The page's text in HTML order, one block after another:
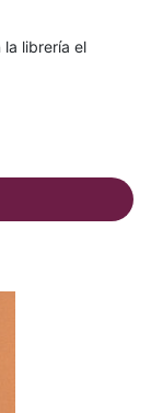
la librería el